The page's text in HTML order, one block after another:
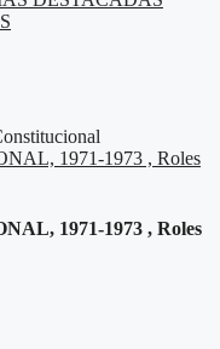
1971-1973 , Roles